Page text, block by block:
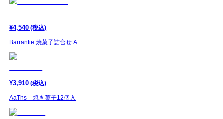
¥4,540 (税込)
Barrantie 焼菓子詰合せ A
¥3,910 (税込)
AaThs 焼き菓子12個入